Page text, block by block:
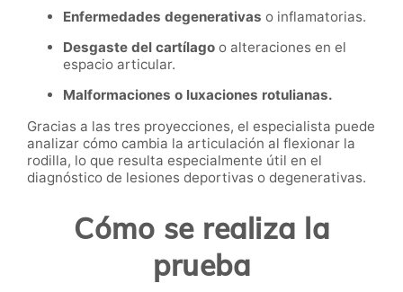
Enfermedades degenerativas o inflamatorias.
Desgaste del cartílago o alteraciones en el
espacio articular.
Malformaciones o luxaciones rotulianas.
Gracias a las tres proyecciones, el especialista puede
analizar cómo cambia la articulación al flexionar la
rodilla, lo que resulta especialmente útil en el
diagnóstico de lesiones deportivas o degenerativas.
Cómo se realiza la
prueba